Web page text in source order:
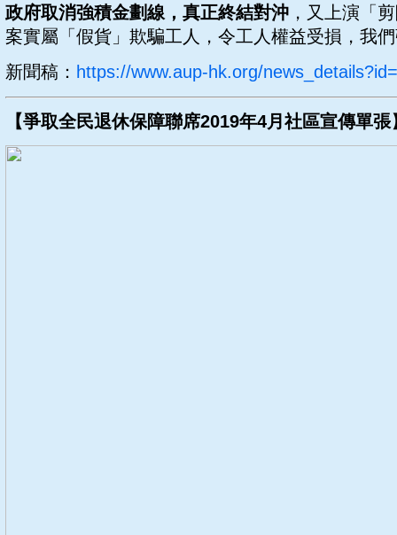
政府取消強積金劃線，真正終結對沖 ，又上演「
案實屬「假貨」欺騙工人，令工人權益受損，我
新聞稿： https://www.aup-hk.org/
【爭取全民退休保障聯席2019年4月社區宣傳單張